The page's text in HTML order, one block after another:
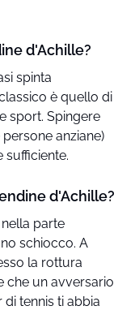
d'Achille?
spinta
è quello di
sport. Spingere
anziane)
d'Achille?
parte
schiocco. A
la rottura
che un avversario
tennis ti abbia